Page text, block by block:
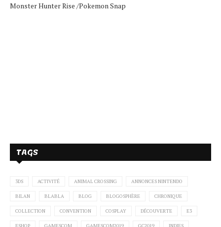
Monster Hunter Rise /Pokemon Snap
TAGS
3DS ACTIVITÉ ANIMAL CROSSING ANNONCES NINTENDO
BILAN BLABLA BLOG BLOGOSPHÈRE CHRONIQUE
COLLECTION CONVENTION COSPLAY DÉCOUVERTE E3
ESHOP GAMESCOM GAMESCOM2019 GC2019 INDIES